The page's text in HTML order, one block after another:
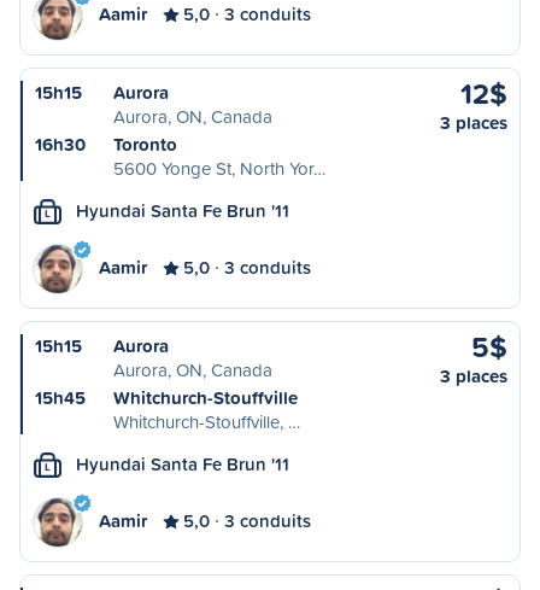
Aamir 5,0 3 conduits
15h15
Aurora
Aurora, ON, Canada
16h30
Toronto
5600 Yonge St, North Yor…
12$
3 places
L Hyundai Santa Fe Brun '11
Aamir 5,0 3 conduits
15h15
Aurora
Aurora, ON, Canada
15h45
Whitchurch-Stouffville
Whitchurch-Stouffville, …
5$
3 places
L Hyundai Santa Fe Brun '11
Aamir 5,0 3 conduits